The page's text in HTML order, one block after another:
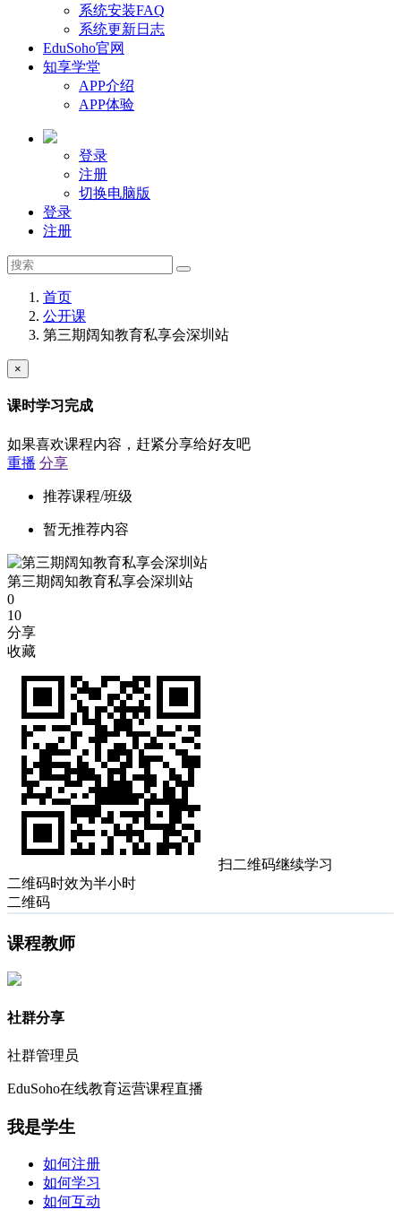
系统安装FAQ
系统更新日志
EduSoho官网
知享学堂
APP介绍
APP体验
登录
注册
切换电脑版
登录
注册
首页
公开课
第三期阔知教育私享会深圳站
×
课时学习完成
如果喜欢课程内容，赶紧分享给好友吧
重播 分享
推荐课程/班级
暂无推荐内容
第三期阔知教育私享会深圳站
0
10
分享
收藏
扫二维码继续学习
二维码时效为半小时
二维码
课程教师
社群分享
社群管理员
EduSoho在线教育运营课程直播
我是学生
如何注册
如何学习
如何互动